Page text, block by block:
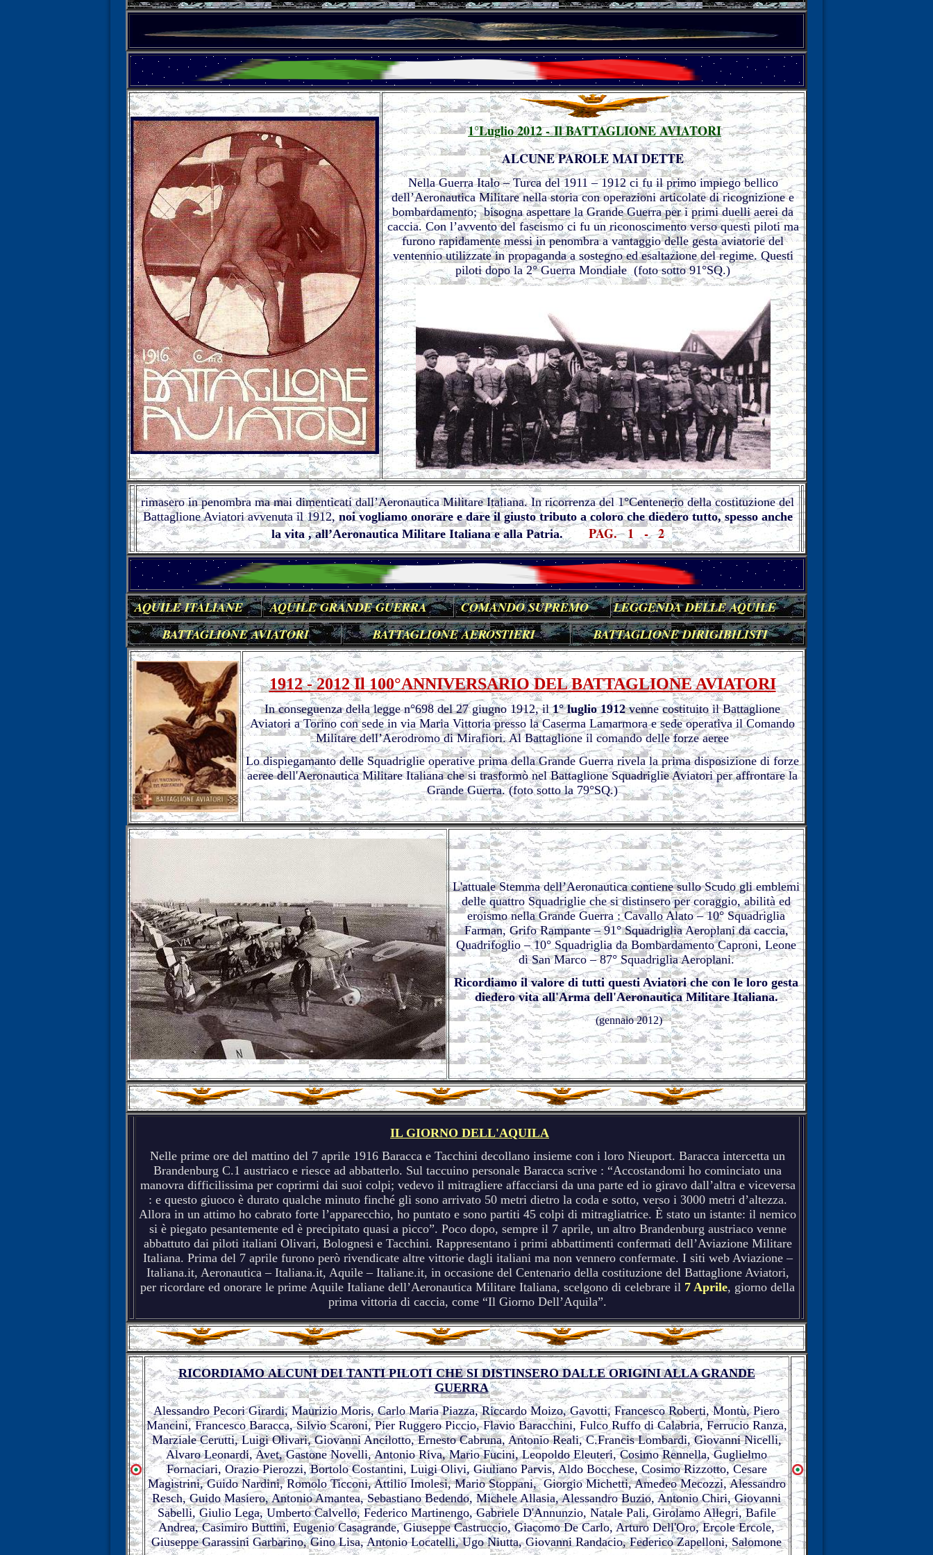
1°Luglio 2012 - Il BATTAGLIONE AVIATORI
ALCUNE PAROLE MAI DETTE
Nella Guerra Italo – Turca del 1911 – 1912 ci fu il primo impiego bellico
dell’Aeronautica Militare nella storia con operazioni articolate di ricognizione e
bombardamento; bisogna aspettare la Grande Guerra per i primi duelli aerei da
caccia. Con l’avvento del fascismo ci fu un riconoscimento verso questi piloti ma
furono rapidamente messi in penombra a vantaggio delle gesta aviatorie del
ventennio utilizzate in propaganda a sostegno ed esaltazione del regime. Questi
piloti dopo la 2° Guerra Mondiale (foto sotto 91°SQ.)
rimasero in penombra ma mai dimenticati dall’Aeronautica Militare Italiana. In ricorrenza del 1°Centenerio della costituzione del
Battaglione Aviatori avvenuta il 1912, noi vogliamo onorare e dare il giusto tributo a coloro che diedero tutto, spesso anche
la vita , all’Aeronautica Militare Italiana e alla Patria.
PAG.1-2
AQUILE ITALIANE AQUILE GRANDE GUERRA COMANDO SUPREMO
LEGGENDA DELLE AQUILE
BATTAGLIONE AVIATORI BATTAGLIONE AEROSTIERI BATTAGLIONE DIRIGIBILISTI
1912 - 2012 Il 100°ANNIVERSARIO DEL BATTAGLIONE AVIATORI
In conseguenza della legge n°698 del 27 giugno 1912, il1° luglio 1912venne costituito il Battaglione
Aviatori a Torino con sede in via Maria Vittoria presso la Caserma Lamarmora e sede operativa il Comando
Militare dell’Aerodromo di Mirafiori. Al Battaglione il comando delle forze aeree
Lo dispiegamanto delle Squadriglie operative prima della Grande Guerra rivela la prima disposizione di forze
aeree dell'Aeronautica Militare Italiana che si trasformò nel Battaglione Squadriglie Aviatori per affrontare la
Grande Guerra. (foto sotto la 79°SQ.)
L'attuale Stemma dell’Aeronautica contiene sullo Scudo gli emblemi
delle quattro Squadriglie che si distinsero per coraggio, abilità ed
eroismo nella Grande Guerra : Cavallo Alato – 10° Squadriglia
Farman, Grifo Rampante – 91° Squadriglia Aeroplani da caccia,
Quadrifoglio – 10° Squadriglia da Bombardamento Caproni, Leone
di San Marco – 87° Squadriglia Aeroplani.
Ricordiamo il valore di tutti questi Aviatori che con le loro gesta
diedero vita all'Arma dell'Aeronautica Militare Italiana.
(gennaio 2012)
IL GIORNO DELL'AQUILA
Nelle prime ore del mattino del 7 aprile 1916 Baracca e Tacchini decollano insieme con i loro Nieuport. Baracca intercetta un
Brandenburg C.1 austriaco e riesce ad abbatterlo. Sul taccuino personale Baracca scrive : “Accostandomi ho cominciato una
manovra difficilissima per coprirmi dai suoi colpi; vedevo il mitragliere affacciarsi da una parte ed io giravo dall’altra e viceversa
: e questo giuoco è durato qualche minuto finché gli sono arrivato 50 metri dietro la coda e sotto, verso i 3000 metri d’altezza.
Allora in un attimo ho cabrato forte l’apparecchio, ho puntato e sono partiti 45 colpi di mitragliatrice. È stato un istante: il nemico
si è piegato pesantemente ed è precipitato quasi a picco”. Poco dopo, sempre il 7 aprile, un altro Brandenburg austriaco venne
abbattuto dai piloti italiani Olivari, Bolognesi e Tacchini. Rappresentano i primi abbattimenti confermati dell’Aviazione Militare
Italiana. Prima del 7 aprile furono però rivendicate altre vittorie dagli italiani ma non vennero confermate. I siti web Aviazione –
Italiana.it, Aeronautica – Italiana.it, Aquile – Italiane.it, in occasione del Centenario della costituzione del Battaglione Aviatori,
per ricordare ed onorare le prime Aquile Italiane dell’Aeronautica Militare Italiana, scelgono di celebrare il 7 Aprile, giorno della
prima vittoria di caccia, come “Il Giorno Dell’Aquila”.
RICORDIAMO ALCUNI DEI TANTI PILOTI CHE SI DISTINSERO DALLE ORIGINI ALLA GRANDE
GUERRA
Alessandro Pecori Girardi, Maurizio Moris, Carlo Maria Piazza, Riccardo Moizo, Gavotti, Francesco Roberti, Montù, Piero
Mancini, Francesco Baracca, Silvio Scaroni, Pier Ruggero Piccio, Flavio Baracchini, Fulco Ruffo di Calabria, Ferrucio Ranza,
Marziale Cerutti, Luigi Olivari, Giovanni Ancilotto, Ernesto Cabruna, Antonio Reali, C.Francis Lombardi, Giovanni Nicelli,
Alvaro Leonardi, Avet, Gastone Novelli, Antonio Riva, Mario Fucini, Leopoldo Eleuteri, Cosimo Rennella, Guglielmo
Fornaciari, Orazio Pierozzi, Bortolo Costantini, Luigi Olivi, Giuliano Parvis, Aldo Bocchese, Cosimo Rizzotto, Cesare
Magistrini, Guido Nardini, Romolo Ticconi, Attilio Imolesi, Mario Stoppani, Giorgio Michetti, Amedeo Mecozzi, Alessandro
Resch, Guido Masiero, Antonio Amantea, Sebastiano Bedendo, Michele Allasia, Alessandro Buzio, Antonio Chiri, Giovanni
Sabelli, Giulio Lega, Umberto Calvello, Federico Martinengo, Gabriele D'Annunzio, Natale Pali, Girolamo Allegri, Bafile
Andrea, Casimiro Buttini, Eugenio Casagrande, Giuseppe Castruccio, Giacomo De Carlo, Arturo Dell'Oro, Ercole Ercole,
Giuseppe Garassini Garbarino, Gino Lisa, Antonio Locatelli, Ugo Niutta, Giovanni Randacio, Federico Zapelloni, Salomone